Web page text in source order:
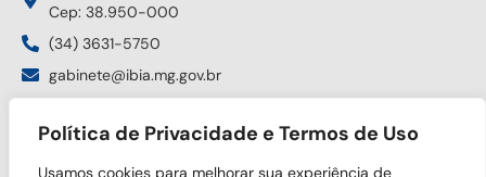
Política de Privacidade e Termos de Uso
Usamos cookies para melhorar sua experiência de
Cep: 38.950-000
(34) 3631-5750
gabinete@ibia.mg.gov.br